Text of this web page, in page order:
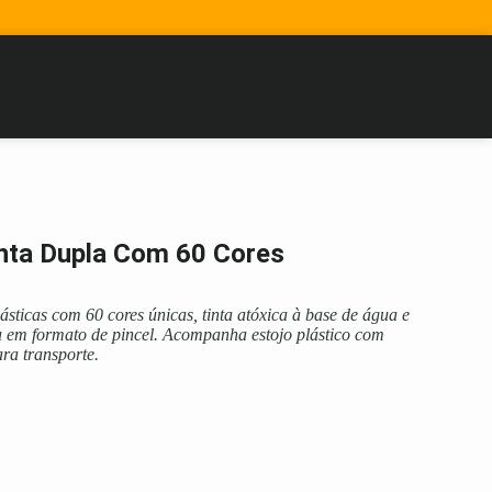
Dupla Com 60 Cores
com 60 cores únicas, tinta atóxica à base de água e
formato de pincel. Acompanha estojo plástico com
transporte.